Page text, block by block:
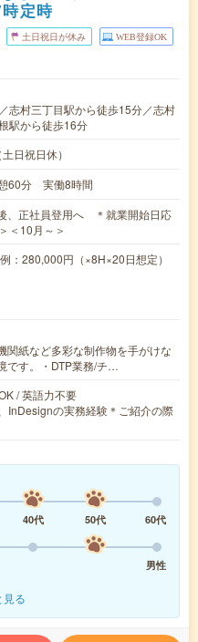
定時
土日祝日が休み WEB登録OK
志村三丁目駅から徒歩15分／志村
駅から徒歩16分
日祝日休）
60分 実働8時間
、正社員登用へ ＊就業開始日応
＜10月～＞
280,000円（×8H×20日想定）
関紙など多彩な制作物を手がけな
です。・DTP業務/チ…
/ 英語力不要
InDesignの実務経験＊ご紹介の際
40代 50代
60代
男性
見る